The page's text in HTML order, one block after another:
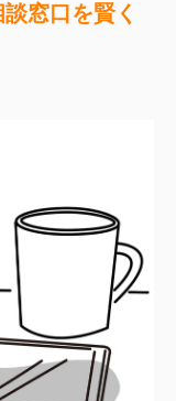
窓口を賢く